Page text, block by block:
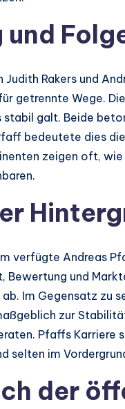
und
Judith Rakers und
getrennte Wege.
stabil galt. Beide
bedeutete dies
zeigen oft,
verfügte Andreas
und
Im Gegensatz zu
zur
Pfaffs
selten im
der